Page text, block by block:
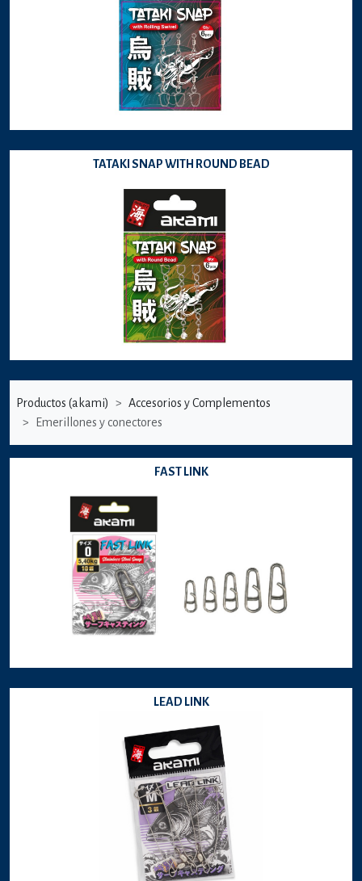
TATAKI SNAP WITH ROUND BEAD
Productos (akami)
Accesorios y Complementos
Emerillones y conectores
FAST LINK
LEAD LINK